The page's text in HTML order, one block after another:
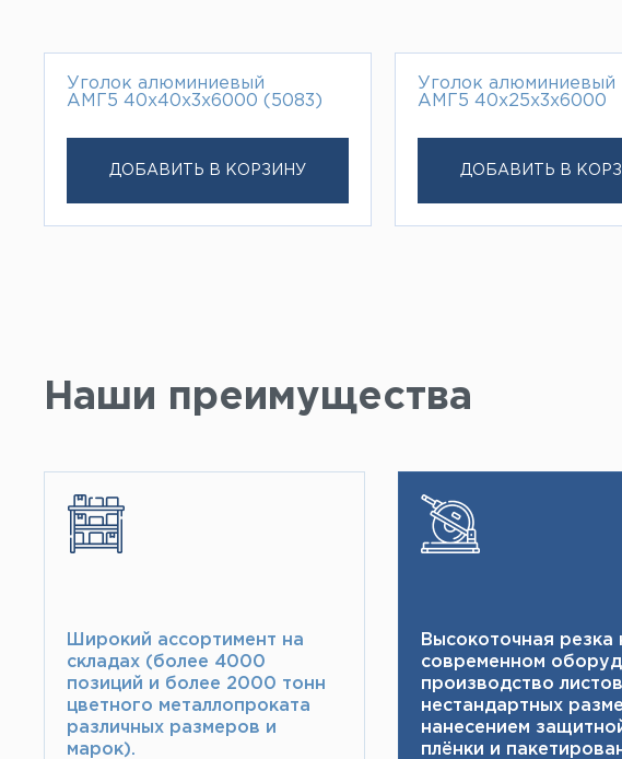
Уголок алюминиевый
АМГ5 40х40х3х6000 (5083)
ДОБАВИТЬ В КОРЗИНУ
Уголок алюминиевый
АМГ5 40х25х3х6000
ДОБАВИТЬ В
Наши преимущества
Широкий ассортимент на
складах (более 4000
позиций и более 2000 тонн​
цветного металлопроката
различных размеров и
марок).
Высокоточная резка
современном
производство листов
нестандартных
нанесением
плёнки и